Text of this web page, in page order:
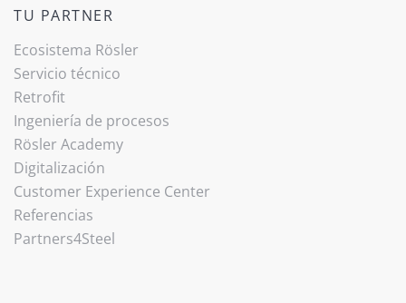
TU PARTNER
Ecosistema Rösler
Servicio técnico
Retrofit
Ingeniería de procesos
Rösler Academy
Digitalización
Customer Experience Center
Referencias
Partners4Steel